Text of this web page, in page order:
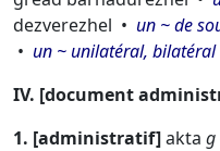
dezverezhel
un ~ de
un ~ unilatéral, bilatéral
IV. document
1. administratif akta g